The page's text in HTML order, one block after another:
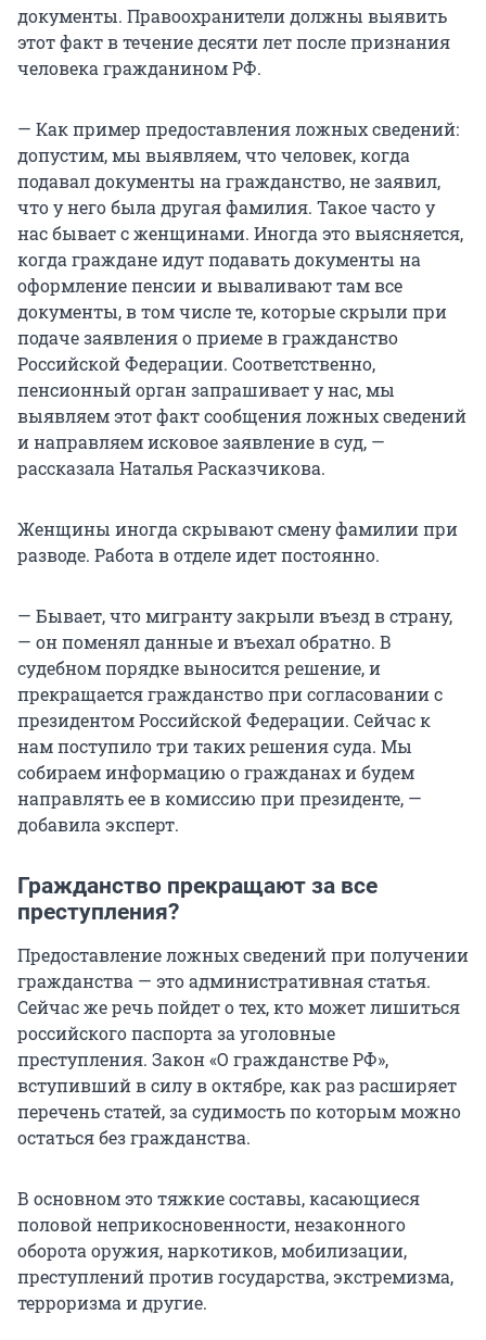
документы. Правоохранители должны выявить
этот факт в течение десяти лет после признания
человека гражданином РФ.
— Как пример предоставления ложных сведений:
допустим, мы выявляем, что человек, когда
подавал документы на гражданство, не заявил,
что у него была другая фамилия. Такое часто у
нас бывает с женщинами. Иногда это выясняется,
когда граждане идут подавать документы на
оформление пенсии и вываливают там все
документы, в том числе те, которые скрыли при
подаче заявления о приеме в гражданство
Российской Федерации. Соответственно,
пенсионный орган запрашивает у нас, мы
выявляем этот факт сообщения ложных сведений
и направляем исковое заявление в суд, —
рассказала Наталья Расказчикова.
Женщины иногда скрывают смену фамилии при
разводе. Работа в отделе идет постоянно.
— Бывает, что мигранту закрыли въезд в страну,
— он поменял данные и въехал обратно. В
судебном порядке выносится решение, и
прекращается гражданство при согласовании с
президентом Российской Федерации. Сейчас к
нам поступило три таких решения суда. Мы
собираем информацию о гражданах и будем
направлять ее в комиссию при президенте, —
добавила эксперт.
Гражданство прекращают за все
преступления?
Предоставление ложных сведений при получении
гражданства — это административная статья.
Сейчас же речь пойдет о тех, кто может лишиться
российского паспорта за уголовные
преступления. Закон «О гражданстве РФ»,
вступивший в силу в октябре, как раз расширяет
перечень статей, за судимость по которым можно
остаться без гражданства.
В основном это тяжкие составы, касающиеся
половой неприкосновенности, незаконного
оборота оружия, наркотиков, мобилизации,
преступлений против государства, экстремизма,
терроризма и другие.